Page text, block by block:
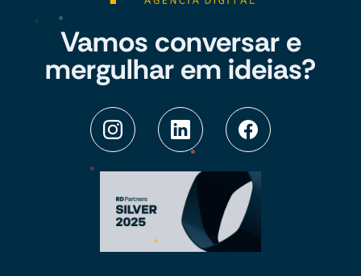
Vamos conversar e
mergulhar em ideias?